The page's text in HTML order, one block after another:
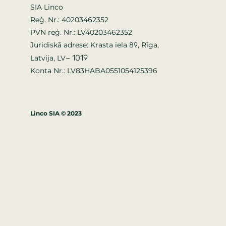
SIA Linco
Reģ. Nr.: 40203462352
PVN reģ. Nr.: LV40203462352
Juridiskā adrese: Krasta iela89, Rīga,
Latvija, LV– 1019
Konta Nr.: LV83HABA0551054125396
Linco SIA © 2023